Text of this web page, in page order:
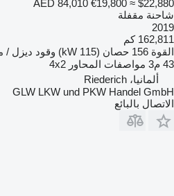
AED 84,010 €19,800 ≈ $22,880
شاحنة مقفلة
2019
162,811 كم
القوة 156 حصان (115 kW) وقود ديزل /
43 م3
مواصفات المحاور 4x2
ألمانيا، Riederich
GLW LKW und PKW Handel GmbH
الاتصال بالبائع